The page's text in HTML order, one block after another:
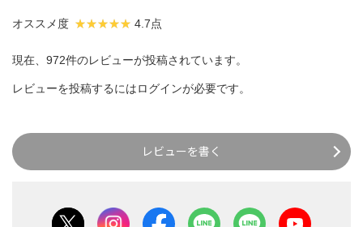
オススメ度 4.7点
現在、972件のレビューが投稿されています。
レビューを投稿するにはログインが必要です。
レビューを書く